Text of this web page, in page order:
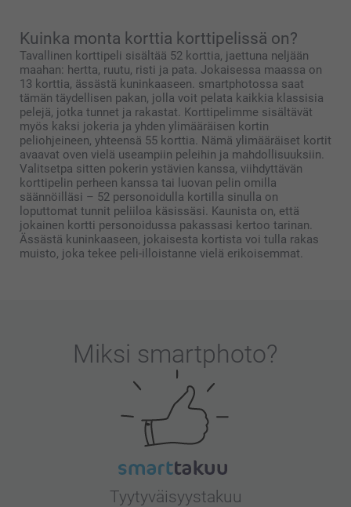
Kuinka monta korttia korttipelissä on?
Tavallinen korttipeli sisältää 52 korttia, jaettuna neljään
maahan: hertta, ruutu, risti ja pata. Jokaisessa maassa on
13 korttia, ässästä kuninkaaseen. smartphotossa saat
tämän täydellisen pakan, jolla voit pelata kaikkia klassisia
pelejä, jotka tunnet ja rakastat. Korttipelimme sisältävät
myös kaksi jokeria ja yhden ylimääräisen kortin
peliohjeineen, yhteensä 55 korttia. Nämä ylimääräiset kortit
avaavat oven vielä useampiin peleihin ja mahdollisuuksiin.
Valitsetpa sitten pokerin ystävien kanssa, viihdyttävän
korttipelin perheen kanssa tai luovan pelin omilla
säännöilläsi – 52 personoidulla kortilla sinulla on
loputtomat tunnit peliiloa käsissäsi. Kaunista on, että
jokainen kortti personoidussa pakassasi kertoo tarinan.
Ässästä kuninkaaseen, jokaisesta kortista voi tulla rakas
muisto, joka tekee peli-illoistanne vielä erikoisemmat.
Miksi smartphoto?
Tyytyväisyystakuu